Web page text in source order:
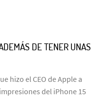
DE TENER UNAS
hizo el CEO de Apple a
del iPhone 15